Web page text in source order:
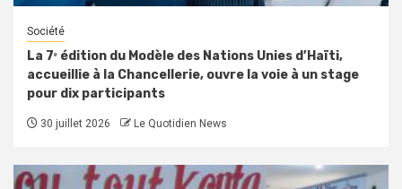
Société
La 7ᵉ édition du Modèle des Nations Unies d’Haïti,
accueillie à la Chancellerie, ouvre la voie à un stage
pour dix participants
30 juillet 2026 Le Quotidien News